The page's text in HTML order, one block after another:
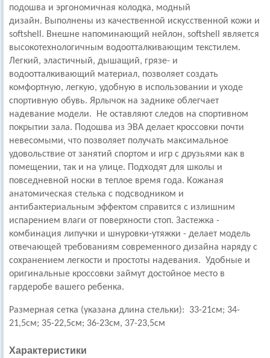
подошва и эргономичная колодка, модный
дизайн. Выполнены из качественной искусственной кожи и
softshell. Внешне напоминающий нейлон, softshell является
высокотехнологичным водоотталкивающим текстилем.
Легкий, эластичный, дышащий, грязе- и
водоотталкивающий материал, позволяет создать
комфортную, легкую, удобную в использовании и уходе
спортивную обувь. Ярлычок на заднике облегчает
надевание модели. Не оставляют следов на спортивном
покрытии зала. Подошва из ЭВА делает кроссовки почти
невесомыми, что позволяет получать максимальное
удовольствие от занятий спортом и игр с друзьями как в
помещении, так и на улице. Подходят для школы и
повседневной носки в теплое время года. Кожаная
анатомическая стелька с подсводником и
антибактериальным эффектом справится с излишним
испарением влаги от поверхности стоп. Застежка -
комбинация липучки и шнуровки-утяжки - делает модель
отвечающей требованиям современного дизайна наряду с
сохранением легкости и простоты надевания. Удобные и
оригинальные кроссовки займут достойное место в
гардеробе вашего ребенка.
Размерная сетка (указана длина стельки): 33-21см; 34-
21,5см; 35-22,5см; 36-23см, 37-23,5см
Характеристики